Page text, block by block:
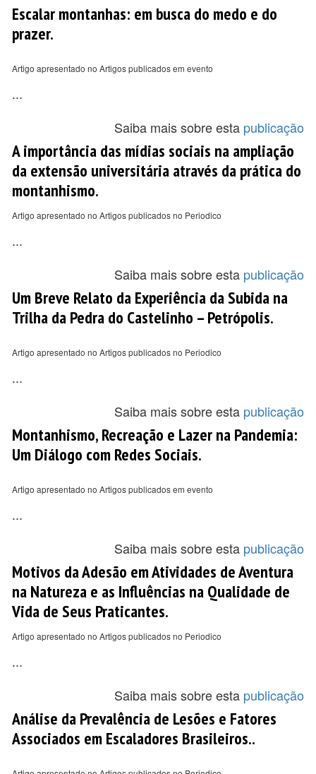
Escalar montanhas: em busca do medo e do
prazer.
Artigo apresentado no Artigos publicados em evento
...
Saiba mais sobre esta publicação
A importância das mídias sociais na ampliação
da extensão universitária através da prática do
montanhismo.
Artigo apresentado no Artigos publicados no Periodico
...
Saiba mais sobre esta publicação
Um Breve Relato da Experiência da Subida na
Trilha da Pedra do Castelinho – Petrópolis.
Artigo apresentado no Artigos publicados no Periodico
...
Saiba mais sobre esta publicação
Montanhismo, Recreação e Lazer na Pandemia:
Um Diálogo com Redes Sociais.
Artigo apresentado no Artigos publicados em evento
...
Saiba mais sobre esta publicação
Motivos da Adesão em Atividades de Aventura
na Natureza e as Influências na Qualidade de
Vida de Seus Praticantes.
Artigo apresentado no Artigos publicados no Periodico
...
Saiba mais sobre esta publicação
Análise da Prevalência de Lesões e Fatores
Associados em Escaladores Brasileiros..